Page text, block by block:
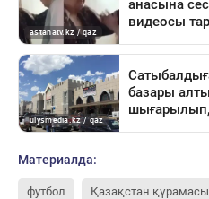
Материалда:
футбол Қазақстан құрамасы